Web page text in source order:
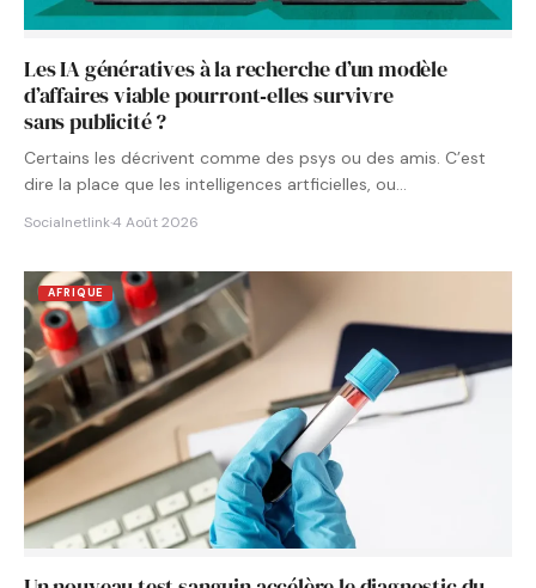
Les IA génératives à la recherche d’un modèle
d’affaires viable pourront‑elles survivre
sans publicité ?
Certains les décrivent comme des psys ou des amis. C’est
dire la place que les intelligences artficielles, ou…
Socialnetlink·4 Août 2026
AFRIQUE